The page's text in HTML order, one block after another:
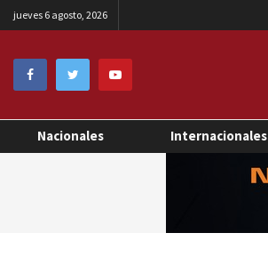
jueves 6 agosto, 2026
Nacionales Internacionales